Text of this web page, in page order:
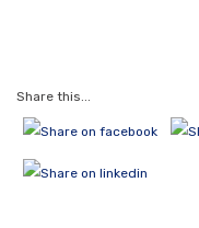
Share this...